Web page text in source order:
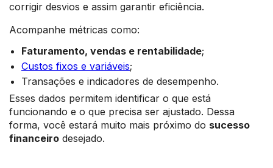
corrigir desvios e assim garantir eficiência.
Acompanhe métricas como:
Faturamento, vendas e rentabilidade;
Custos fixos e variáveis;
Transações e indicadores de desempenho.
Esses dados permitem identificar o que está
funcionando e o que precisa ser ajustado. Dessa
forma, você estará muito mais próximo do sucesso
financeiro desejado.